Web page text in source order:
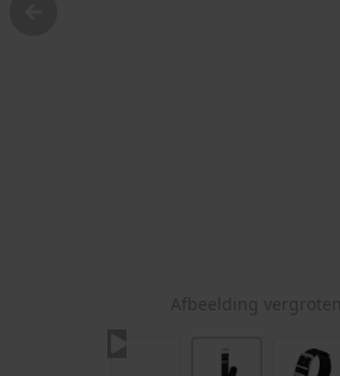
Afbeelding vergroten